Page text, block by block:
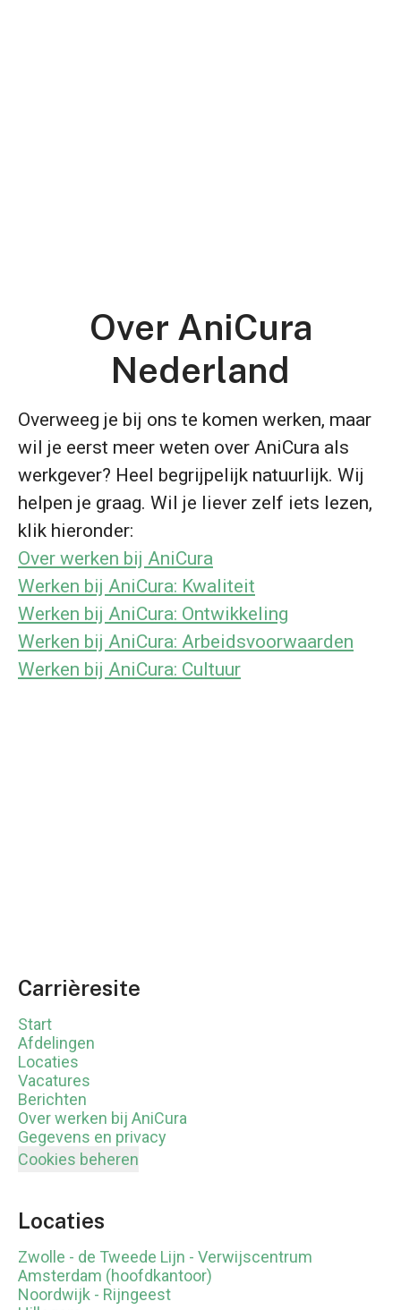
Over AniCura
Nederland
Overweeg je bij ons te komen werken, maar
wil je eerst meer weten over AniCura als
werkgever? Heel begrijpelijk natuurlijk. Wij
helpen je graag. Wil je liever zelf iets lezen,
klik hieronder:
Over werken bij AniCura
Werken bij AniCura: Kwaliteit
Werken bij AniCura: Ontwikkeling
Werken bij AniCura: Arbeidsvoorwaarden
Werken bij AniCura: Cultuur
Carrièresite
Start
Afdelingen
Locaties
Vacatures
Berichten
Over werken bij AniCura
Gegevens en privacy
Cookies beheren
Locaties
Zwolle - de Tweede Lijn - Verwijscentrum
Amsterdam (hoofdkantoor)
Noordwijk - Rijngeest